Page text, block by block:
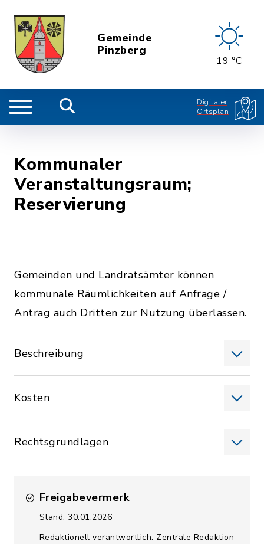
Gemeinde
Pinzberg
19 °C
Digitaler
Ortsplan
Kommunaler
Veranstaltungsraum;
Reservierung
Gemeinden und Landratsämter können
kommunale Räumlichkeiten auf Anfrage /
Antrag auch Dritten zur Nutzung überlassen.
Beschreibung
Kosten
Rechtsgrundlagen
Freigabevermerk
Stand: 30.01.2026
Redaktionell verantwortlich: Zentrale Redaktion